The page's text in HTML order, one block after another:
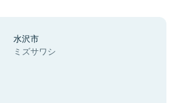
水沢市
ミズサワシ